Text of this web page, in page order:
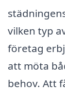
vilken typ
företag
att möta
behov. Att